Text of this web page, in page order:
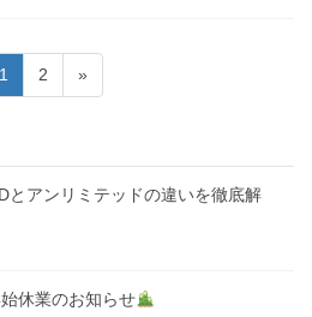
固1
固
定
2 »
とアンリミテッドの違いを徹底解
休業のお知らせ